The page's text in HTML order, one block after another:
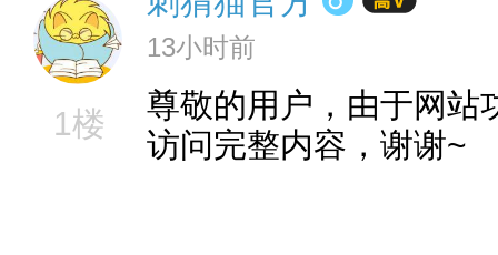
1楼
13小时前
尊敬的用户，由于网站
访问完整内容，谢谢~